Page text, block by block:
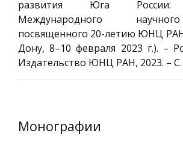
развития Юга России:
Международного
посвященного 20-летию ЮНЦ РАН
Дону, 8–10 февраля 2023 г.). –
Издательство ЮНЦ РАН, 2023. – С.
Монографии